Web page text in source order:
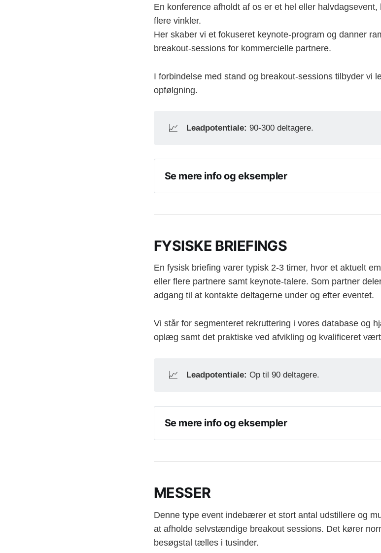
Comsol: Simulering af elektrokemi og samspillet med
ComplyCloud: Mød advokaten der har sagsøgt
Cisco: How to implement a zero trust framework
Region Hovedstaden: Når It-projekter redder liv
En konference afholdt af os er et hel eller
flere vinkler.
Her skaber vi et fokuseret keynote-program og danner
breakout-sessions for kommercielle partnere.
I forbindelse med stand og breakout-sessions tilbyder vi
opfølgning.
📈 Leadpotentiale: 90-300 deltagere.
Se mere info og eksempler
V2 Analytics
analysere og træffe forretningskritiske beslutninger.
En konference med en bred vifte af cases fra
dette arbejde mm.
FYSISKE BRIEFINGS
En fysisk briefing varer typisk 2-3 timer, hvor et aktuelt
eller flere partnere samt keynote-talere. Som partner
adgang til at kontakte deltagerne under og efter eventet.
Vi står for segmenteret rekruttering i vores database og
oplæg samt det praktiske ved afvikling og kvalificeret
📈 Leadpotentiale: Op til 90 deltagere.
Se mere info og eksempler
Der er flere forskellige former for en fysisk briefing.
Eksklusiv briefing – jeres virksomhed er den eneste
Tema briefing
uafhængige talere samt kommercielle partnere. På
til at dele program med én eller flere konkurrenter.
PRO Briefing – er et event, hvor Teknologiens
samarbejde med ét af vores mange nichemedier. Vi
MESSER
Denne type event indebærer et stort antal udstillere og
at afholde selvstændige breakout sessions. Det kører
besøgstal tælles i tusinder.